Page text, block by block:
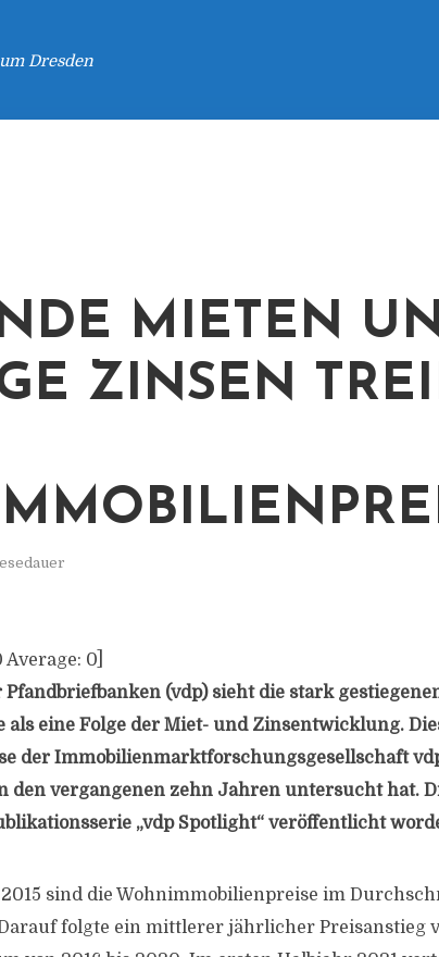
Dresden
MIETEN
ZINSEN
Average: 0
Pfandbriefbanken (vdp) sieht die stark
eine Folge der Miet- und Zinsentwicklung.
der Immobilienmarktforschungsgesellschaft
den vergangenen zehn Jahren untersucht hat.
„vdp Spotlight“ veröffentlicht
2015 sind die Wohnimmobilienpreise im
folgte ein mittlerer jährlicher Preisanstieg